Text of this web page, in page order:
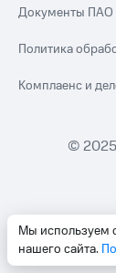
Мы используем
нашего сайта.
Документы
Политика
Комплаенс и
©